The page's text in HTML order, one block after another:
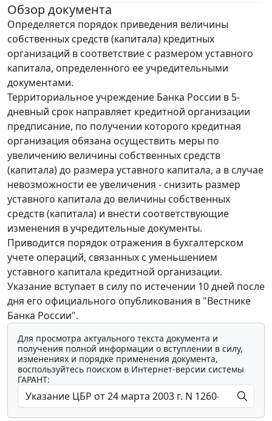
Обзор документа
Определяется порядок приведения величины
собственных средств (капитала) кредитных
организаций в соответствие с размером уставного
капитала, определенного ее учредительными
документами.
Территориальное учреждение Банка России в 5-
дневный срок направляет кредитной организации
предписание, по получении которого кредитная
организация обязана осуществить меры по
увеличению величины собственных средств
(капитала) до размера уставного капитала, а в случае
невозможности ее увеличения - снизить размер
уставного капитала до величины собственных
средств (капитала) и внести соответствующие
изменения в учредительные документы.
Приводится порядок отражения в бухгалтерском
учете операций, связанных с уменьшением
уставного капитала кредитной организации.
Указание вступает в силу по истечении 10 дней после
дня его официального опубликования в "Вестнике
Банка России".
Для просмотра актуального текста документа и
получения полной информации о вступлении в силу,
изменениях и порядке применения документа,
воспользуйтесь поиском в Интернет-версии системы
ГАРАНТ: